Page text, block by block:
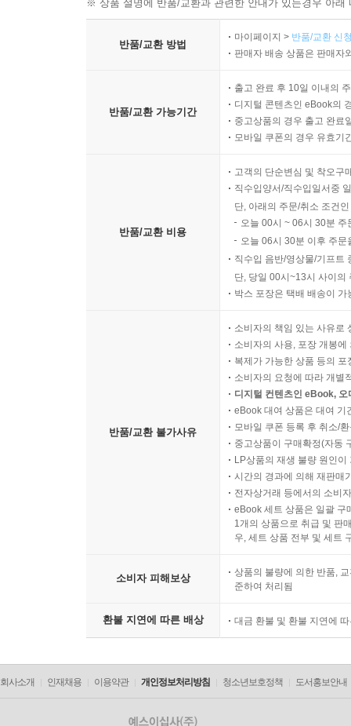
※ 상품 설명에 반품/교환과 관련한 안내가 있는경우 아
반품/교환 방법
마이페이지 > 반품/교환 신
판매자 배송 상품은 판매자
반품/교환 가능기간
출고 완료 후 10일 이내의
디지털 콘텐츠인 eBook의
중고상품의 경우 출고 완료
모바일 쿠폰의 경우 유효기
반품/교환 비용
고객의 단순변심 및 착오구
직수입양서/직수입일서중
단, 아래의 주문/취소 조건
오늘 00시 ~ 06시 30분
오늘 06시 30분 이후 주
직수입 음반/영상물/기프트
단, 당일 00시~13시 사이의
박스 포장은 택배 배송이
반품/교환 불가사유
소비자의 책임 있는 사유로
소비자의 사용, 포장 개봉
복제가 가능한 상품 등의
소비자의 요청에 따라 개별
디지털 컨텐츠인 eBook,
eBook 대여 상품은 대여 기
모바일 쿠폰 등록 후 취소/
중고상품이 구매확정(자동
LP상품의 재생 불량 원인
시간의 경과에 의해 재판매
전자상거래 등에서의 소비
eBook 세트 상품은 일괄 구
1개의 상품으로 취급 및 판
우, 세트 상품 전부 및 세트
소비자 피해보상
상품의 불량에 의한 반품,
준하여 처리됨
환불 지연에 따른 배상 대금 환불 및 환불 지연에
회사소개 인재채용 이용약관 개인정보처리방침 청소년보호정책 도서홍보안내